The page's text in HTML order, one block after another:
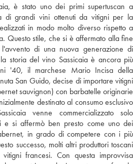
è stato uno dei primi supertuscan a
di grandi vini ottenuti da vitigni per la
in modo molto diverso rispetto a
Questo stile, che si è affermato alla fine
di una nuova generazione di
storia del vino Sassicaia è ancora più
'40, il marchese Mario Incisa della
San Guido, decise di importare vitigni
sauvignon) con barbatelle originarie
destinato al consumo esclusivo
venne commercializzato solo
e si affermò ben presto come uno dei
in grado di competere con i più
successo, molti altri produttori toscani
francesi. Con questa improvvisa